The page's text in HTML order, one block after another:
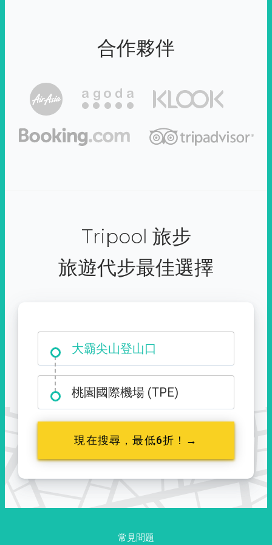
合作夥伴
Tripool 旅步
旅遊代步最佳選擇
大霸尖山登山口
桃園國際機場 (TPE)
現在搜尋，最低6折！→
常見問題